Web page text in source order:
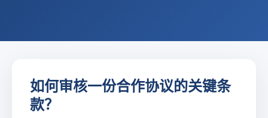
如何审核一份合作协议的关键条
款？